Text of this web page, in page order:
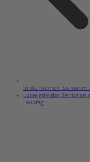
In die Riemen: So
Ludwigsfelder Senioren
Landtag